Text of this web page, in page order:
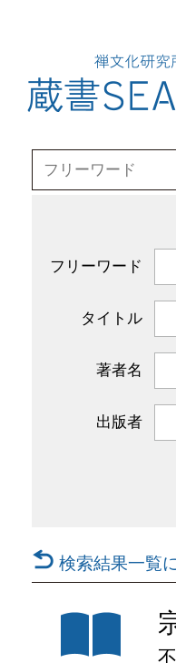
フリーワード
タイトル
著者名
出版者
検索結果一覧